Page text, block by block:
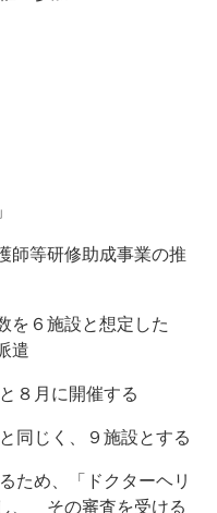
師等研修助成事業の推
を６施設と想定した
遣
８月に開催する
同じく、９施設とする
ため、「ドクターヘリ
、
その審査を受ける